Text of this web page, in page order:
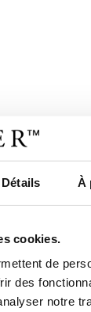
Détails À
cookies.
de
des
notre